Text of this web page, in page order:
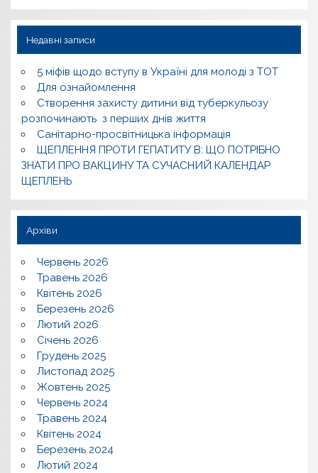
Недавні записи
5 міфів щодо вступу в Україні для молоді з ТОТ
Для ознайомлення
Створення захисту дитини від туберкульозу
розпочинають з перших днів життя
Санітарно-просвітницька інформація
ЩЕПЛЕННЯ ПРОТИ ГЕПАТИТУ В: ЩО ПОТРІБНО
ЗНАТИ ПРО ВАКЦИНУ ТА СУЧАСНИЙ КАЛЕНДАР
ЩЕПЛЕНЬ
Архіви
Червень 2026
Травень 2026
Квітень 2026
Березень 2026
Лютий 2026
Січень 2026
Грудень 2025
Листопад 2025
Жовтень 2025
Червень 2024
Травень 2024
Квітень 2024
Березень 2024
Лютий 2024